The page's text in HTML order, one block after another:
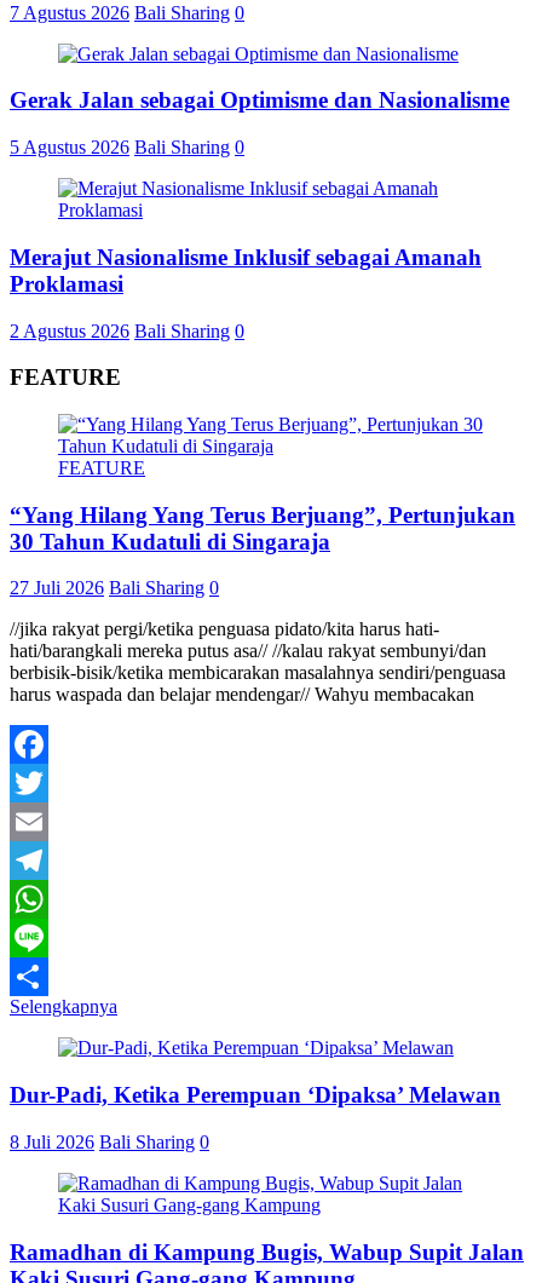
7 Agustus 2026 Bali Sharing 0
Gerak Jalan sebagai Optimisme dan Nasionalisme
5 Agustus 2026 Bali Sharing 0
Merajut Nasionalisme Inklusif sebagai Amanah
Proklamasi
2 Agustus 2026 Bali Sharing 0
FEATURE
FEATURE
“Yang Hilang Yang Terus Berjuang”, Pertunjukan
30 Tahun Kudatuli di Singaraja
27 Juli 2026 Bali Sharing 0
//jika rakyat pergi/ketika penguasa pidato/kita harus hati-
hati/barangkali mereka putus asa// //kalau rakyat sembunyi/dan
berbisik-bisik/ketika membicarakan masalahnya sendiri/penguasa
harus waspada dan belajar mendengar// Wahyu membacakan
Facebook
Twitter
Email
Telegram
WhatsApp
Line
Share
Selengkapnya
Dur-Padi, Ketika Perempuan ‘Dipaksa’ Melawan
8 Juli 2026 Bali Sharing 0
Ramadhan di Kampung Bugis, Wabup Supit Jalan